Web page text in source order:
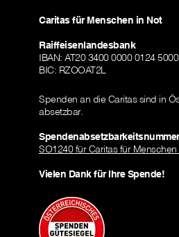
Caritas für Menschen in Not
Raiffeisenlandesbank
IBAN: AT20 3400 0000 0124 5000
BIC: RZOOAT2L
Spenden an die Caritas sind in
absetzbar.
SO1240 für Caritas für Menschen
Vielen Dank für Ihre Spende!